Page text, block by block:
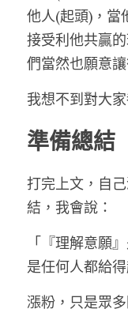
他人(起頭)，當
接受利他共贏
們當然也願意讓
我想不到對大
準備總結
打完上文，自
結，我會說：
「『理解意願
是任何人都給
漲粉，只是眾